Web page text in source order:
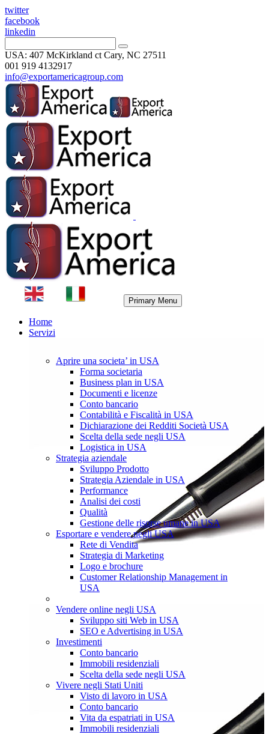
twitter
facebook
linkedin
USA: 407 McKirkland ct Cary, NC 27511
001 919 4132917
info@exportamericagroup.com
Primary Menu
Home
Servizi
Aprire una societa’ in USA
Forma societaria
Business plan in USA
Documenti e licenze
Conto bancario
Contabilità e Fiscalità in USA
Dichiarazione dei Redditi Società USA
Scelta della sede negli USA
Logistica in USA
Strategia aziendale
Sviluppo Prodotto
Strategia Aziendale in USA
Performance
Analisi dei costi
Qualità
Gestione delle risorse umane in USA
Esportare e vendere negli USA
Rete di Vendita
Strategia di Marketing
Logo e brochure
Customer Relationship Management in
USA
Vendere online negli USA
Sviluppo siti Web in USA
SEO e Advertising in USA
Investimenti
Conto bancario
Immobili residenziali
Scelta della sede negli USA
Vivere negli Stati Uniti
Visto di lavoro in USA
Conto bancario
Vita da espatriati in USA
Immobili residenziali